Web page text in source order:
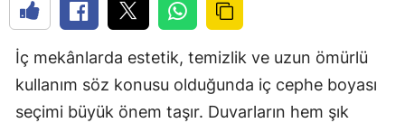
İç mekânlarda estetik, temizlik ve uzun ömürlü
kullanım söz konusu olduğunda iç cephe boyası
seçimi büyük önem taşır. Duvarların hem şık